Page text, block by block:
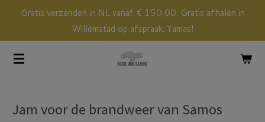
de
Gratis verzenden in NL vanaf € 150,00. Gratis afhalen in
Willemstad op afspraak. Yamas!
Jam voor de brandweer van Samos